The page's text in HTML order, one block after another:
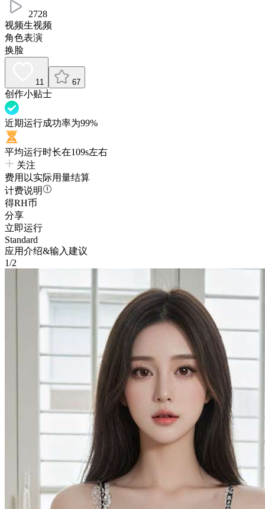
2728
视频生视频
角色表演
换脸
11 67
创作小贴士
近期运行成功率为99%
平均运行时长在109s左右
关注
费用以实际用量结算
计费说明
得RH币
分享
立即运行
Standard
应用介绍&输入建议
1/2